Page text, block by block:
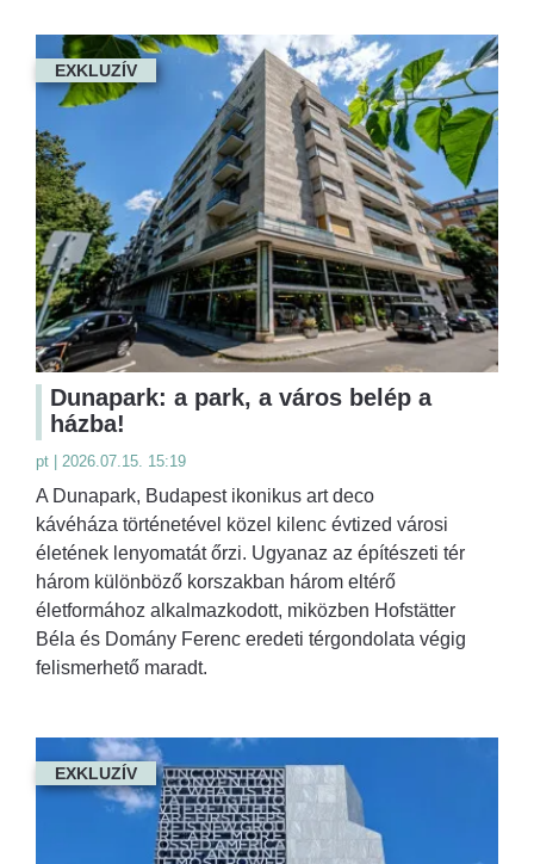
EXKLUZÍV
Dunapark: a park, a város belép a
házba!
pt | 2026.07.15. 15:19
A Dunapark, Budapest ikonikus art deco
kávéháza történetével közel kilenc évtized városi
életének lenyomatát őrzi. Ugyanaz az építészeti tér
három különböző korszakban három eltérő
életformához alkalmazkodott, miközben Hofstätter
Béla és Domány Ferenc eredeti térgondolata végig
felismerhető maradt.
EXKLUZÍV